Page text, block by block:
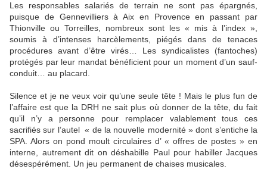
Les responsables salariés de terrain ne sont pas épargnés,
puisque de Gennevilliers à Aix en Provence en passant par
Thionville ou Torreilles, nombreux sont les « mis à l’index »,
soumis à d’intenses harcèlements, piégés dans de tenaces
procédures avant d’être virés… Les syndicalistes (fantoches)
protégés par leur mandat bénéficient pour un moment d’un sauf-
conduit… au placard.
Silence et je ne veux voir qu’une seule tête ! Mais le plus fun de
l’affaire est que la DRH ne sait plus où donner de la tête, du fait
qu’il n’y a personne pour remplacer valablement tous ces
sacrifiés sur l’autel « de la nouvelle modernité » dont s’entiche la
SPA. Alors on pond moult circulaires d’ « offres de postes » en
interne, autrement dit on déshabille Paul pour habiller Jacques
désespérément. Un jeu permanent de chaises musicales.